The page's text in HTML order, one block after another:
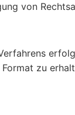
von
zu